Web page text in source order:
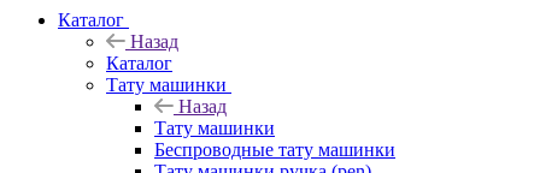
Каталог
Назад
Каталог
Тату машинки
Назад
Тату машинки
Беспроводные тату машинки